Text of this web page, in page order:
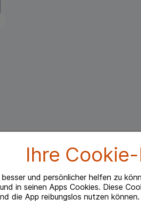
Ihre
und persönlicher helfen zu
in seinen Apps Cookies. Diese
die App reibungslos nutzen können.